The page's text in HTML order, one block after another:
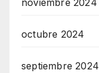
noviembre 2024
octubre 2024
septiembre 2024